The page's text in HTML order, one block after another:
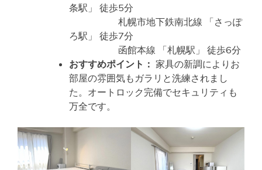
条駅」 徒歩5分
札幌市地下鉄南北線 「さっぽ
ろ駅」 徒歩7分
函館本線 「札幌駅」 徒歩6分
おすすめポイント： 家具の新調によりお
部屋の雰囲気もガラリと洗練されまし
た。オートロック完備でセキュリティも
万全です。